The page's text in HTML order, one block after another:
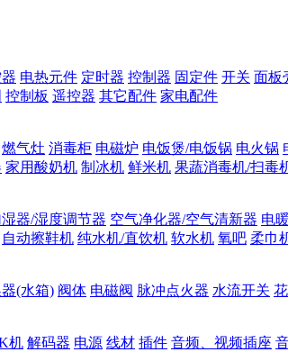
电热元件 定时器 控制器 固定件 开关 面板
控制板 遥控器 其它配件 家电配件
燃气灶 消毒柜 电磁炉 电饭煲/电饭锅 电火锅
家用酸奶机 制冰机 鲜米机 果蔬消毒机/扫毒
器/湿度调节器 空气净化器/空气清新器 电
自动擦鞋机 纯水机/直饮机 软水机 氧吧 柔巾
(水箱) 阀体 电磁阀 脉冲点火器 水流开关
机 解码器 电源 线材 插件 音频、视频插座